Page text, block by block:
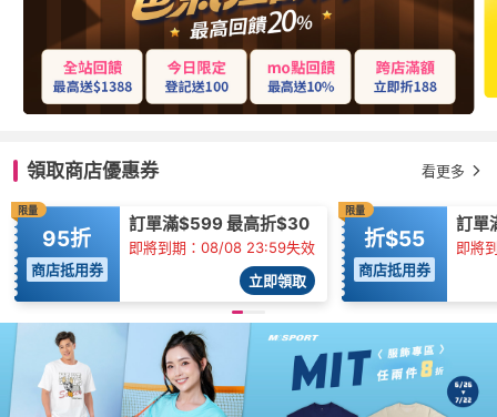
領取商店優惠券 看更多
限量
95折
商店抵用券
訂單滿$599 最高折$30
即將到期：08/08 23:59失效
立即領取
限量
折$55
商店抵用券
訂單
即將